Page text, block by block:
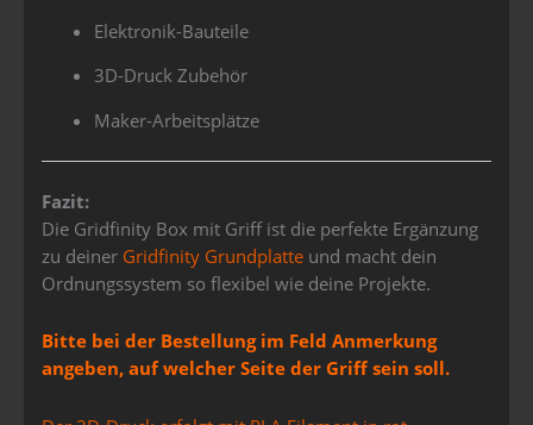
Elektronik-Bauteile
3D-Druck Zubehör
Maker-Arbeitsplätze
Fazit:
Die Gridfinity Box mit Griff ist die perfekte Ergänzung
zu deiner Gridfinity Grundplatte und macht dein
Ordnungssystem so flexibel wie deine Projekte.
Bitte bei der Bestellung im Feld Anmerkung
angeben, auf welcher Seite der Griff sein soll.